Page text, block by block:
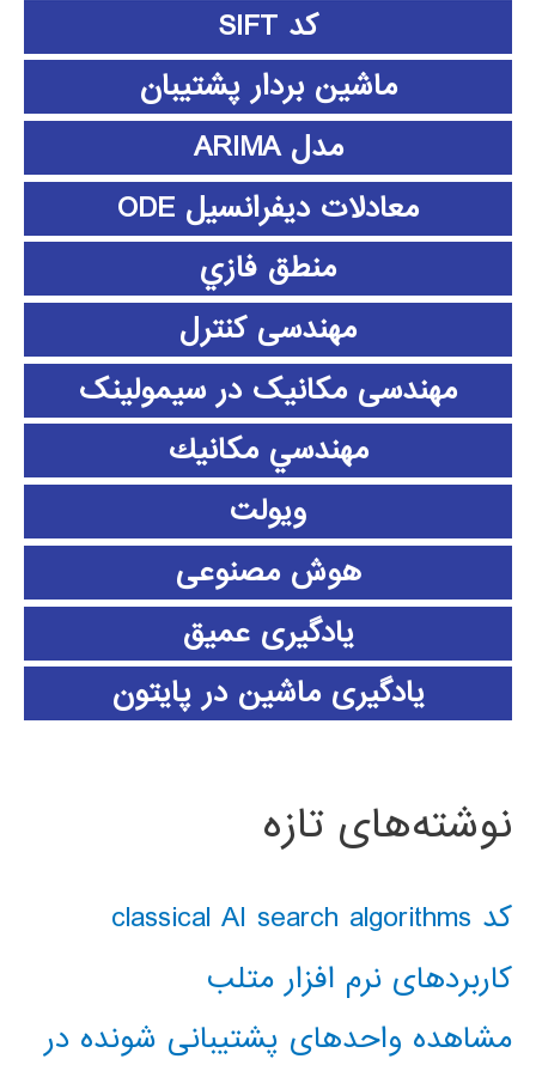
کد SIFT
ماشین بردار پشتیبان
مدل ARIMA
معادلات دیفرانسیل ODE
منطق فازي
مهندسی کنترل
مهندسی مکانیک در سیمولینک
مهندسي مكانيك
ویولت
هوش مصنوعی
یادگیری عمیق
یادگیری ماشین در پایتون
نوشته‌های تازه
کد classical AI search algorithms
کاربردهای نرم افزار متلب
مشاهده واحدهای پشتیبانی شونده در